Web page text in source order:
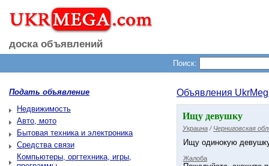
доска объявлений
Поиск:
Подать объявление
Недвижимость
Авто, мото
Бытовая техника и электроника
Средства связи
Компьютеры, оргтехника, игры,
Объявления
Ищу девушку
Украина / Черниговская
Ищу одинокую
Жалоба